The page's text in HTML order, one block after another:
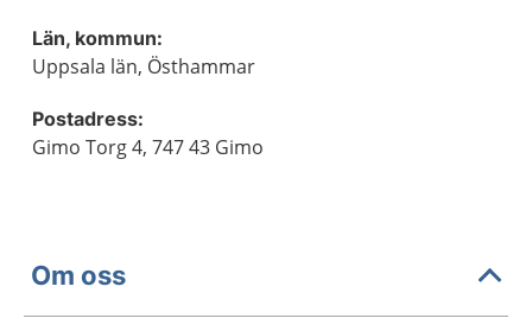
Län, kommun:
Uppsala län, Östhammar
Postadress:
Gimo Torg 4, 747 43 Gimo
Om oss